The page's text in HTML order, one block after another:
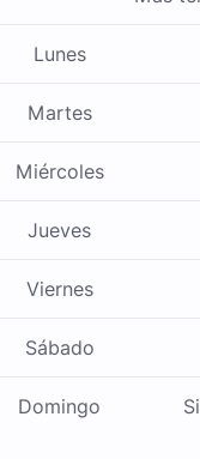
Lunes
Martes
Miércoles
Jueves
Viernes
Sábado
Domingo